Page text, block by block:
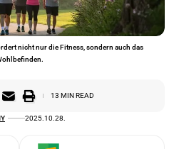
nicht nur die Fitness, sondern auch das
2025.10.28.
13 MIN READ